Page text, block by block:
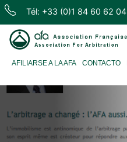
Skip
content
Tél: +33 (0)1 84 60 62 04
d'Arbitrage
AFILIARSE A LA AFA CONTACTO